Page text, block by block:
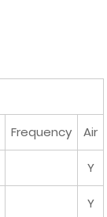
Frequency Air
Y
Y